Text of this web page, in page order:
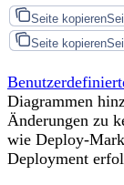
Seite kopieren
Seite kopieren
Diagrammen
Änderungen zu
wie Deploy-
Deployment